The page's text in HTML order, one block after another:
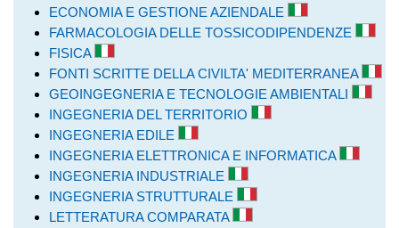
ECONOMIA E GESTIONE AZIENDALE
FARMACOLOGIA DELLE TOSSICODIPENDENZE
FISICA
FONTI SCRITTE DELLA CIVILTA' MEDITERRANEA
GEOINGEGNERIA E TECNOLOGIE AMBIENTALI
INGEGNERIA DEL TERRITORIO
INGEGNERIA EDILE
INGEGNERIA ELETTRONICA E INFORMATICA
INGEGNERIA INDUSTRIALE
INGEGNERIA STRUTTURALE
LETTERATURA COMPARATA